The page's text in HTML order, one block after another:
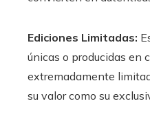
Ediciones Limitadas:
únicas o producidas en
extremadamente
su valor como su